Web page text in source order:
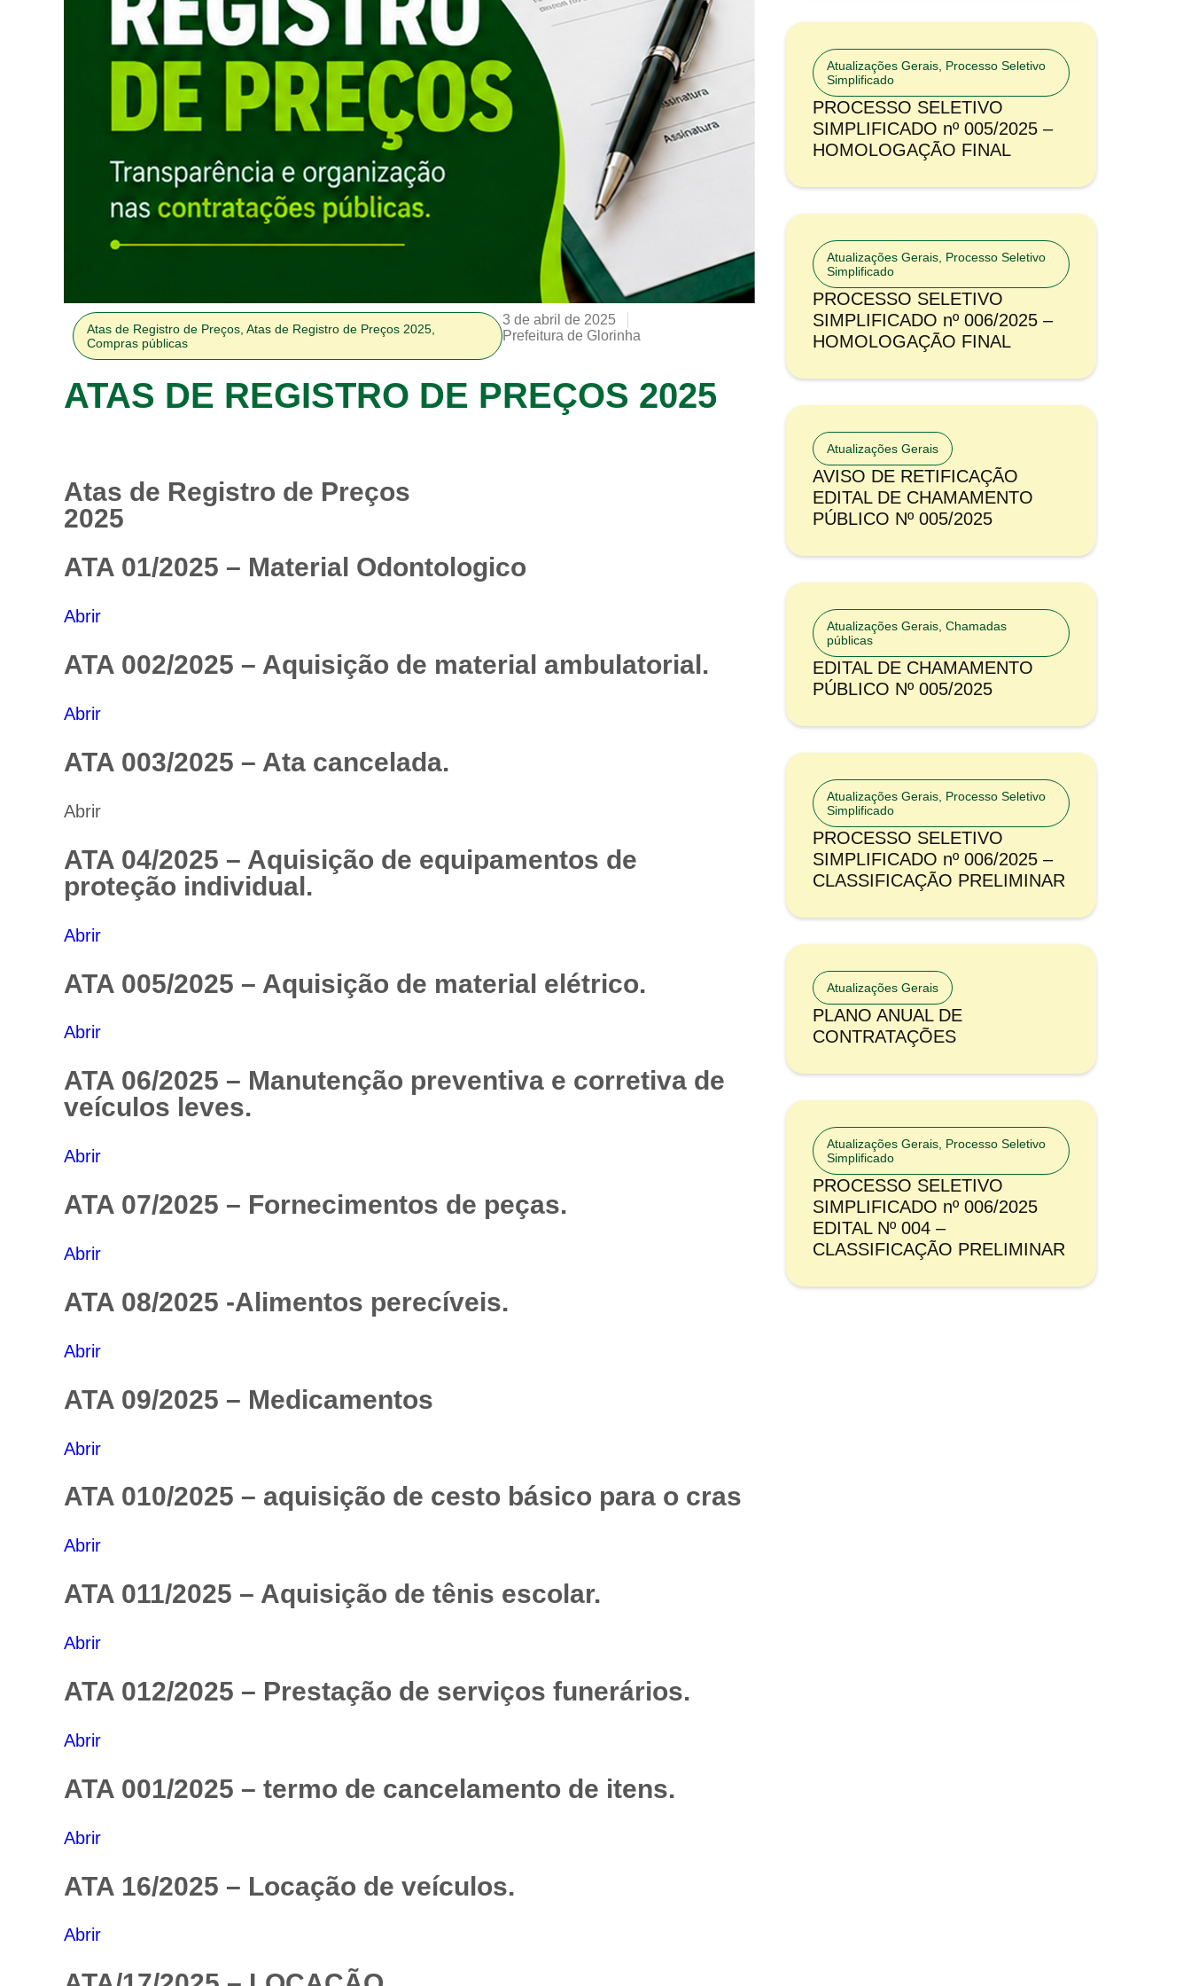
Atas de Registro de Preços Atas de Registro de Preços 2025
Compras públicas
3 de abril de 2025
Prefeitura de Glorinha
ATAS DE REGISTRO DE PREÇOS 2025
Atas de Registro de Preços
2025
ATA 01/2025 – Material Odontologico
Abrir
ATA 002/2025 – Aquisição de material ambulatorial.
Abrir
ATA 003/2025 – Ata cancelada.
Abrir
ATA 04/2025 – Aquisição de equipamentos de
proteção individual.
Abrir
ATA 005/2025 – Aquisição de material elétrico.
Abrir
ATA 06/2025 – Manutenção preventiva e corretiva de
veículos leves.
Abrir
ATA 07/2025 – Fornecimentos de peças.
Abrir
ATA 08/2025 -Alimentos perecíveis.
Abrir
ATA 09/2025 – Medicamentos
Abrir
ATA 010/2025 – aquisição de cesto básico para o cras
Abrir
ATA 011/2025 – Aquisição de tênis escolar.
Abrir
ATA 012/2025 – Prestação de serviços funerários.
Abrir
ATA 001/2025 – termo de cancelamento de itens.
Abrir
ATA 16/2025 – Locação de veículos.
Abrir
Atualizações Gerais Processo Seletivo
Simplificado
PROCESSO SELETIVO
SIMPLIFICADO nº 005/2025 –
HOMOLOGAÇÃO FINAL
Atualizações Gerais Processo Seletivo
Simplificado
PROCESSO SELETIVO
SIMPLIFICADO nº 006/2025 –
HOMOLOGAÇÃO FINAL
Atualizações Gerais
AVISO DE RETIFICAÇÃO
EDITAL DE CHAMAMENTO
PÚBLICO Nº 005/2025
Atualizações Gerais Chamadas
públicas
EDITAL DE CHAMAMENTO
PÚBLICO Nº 005/2025
Atualizações Gerais Processo Seletivo
Simplificado
PROCESSO SELETIVO
SIMPLIFICADO nº 006/2025 –
CLASSIFICAÇÃO PRELIMINAR
Atualizações Gerais
PLANO ANUAL DE
CONTRATAÇÕES
Atualizações Gerais Processo Seletivo
Simplificado
PROCESSO SELETIVO
SIMPLIFICADO nº 006/2025
EDITAL Nº 004 –
CLASSIFICAÇÃO PRELIMINAR